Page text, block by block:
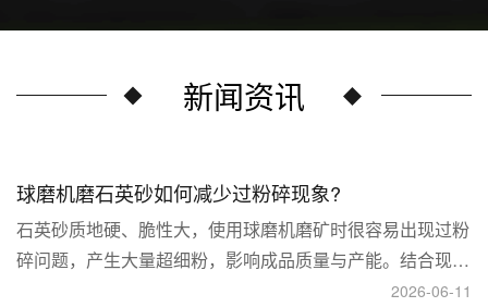
新闻资讯
球磨机磨石英砂如何减少过粉碎现象?
石英砂质地硬、脆性大，使用球磨机磨矿时很容易出现过粉
碎问题，产生大量超细粉，影响成品质量与产能。结合现场
生产经验，可通过工艺、研磨介质、运行参数、配套设备多
2026-06-11